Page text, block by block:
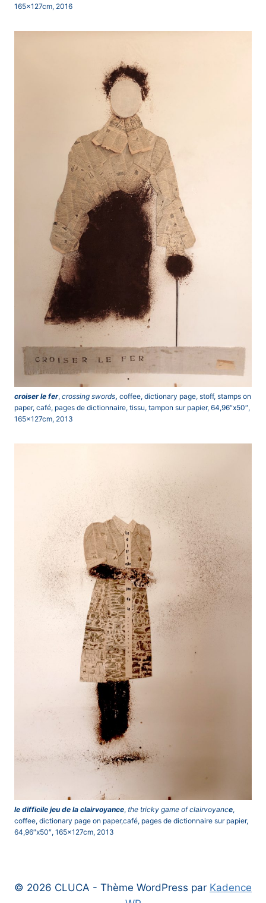
165x127cm, 2016
croiser le fer, crossing swords, coffee, dictionary page, stoff, stamps on
paper, café, pages de dictionnaire, tissu, tampon sur papier, 64,96″x50″,
165x127cm, 2013
le difficile jeu de la clairvoyance, the tricky game of clairvoyance,
coffee, dictionary page on paper,café, pages de dictionnaire sur papier,
64,96″x50″, 165x127cm, 2013
© 2026 CLUCA - Thème WordPress par Kadence